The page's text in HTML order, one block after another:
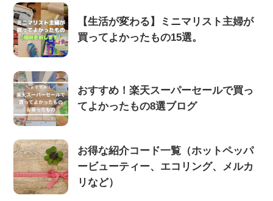
【生活が変わる】ミニマリスト主婦が
買ってよかったもの15選。
おすすめ！楽天スーパーセールで買っ
てよかったもの8選ブログ
お得な紹介コード一覧（ホットペッパ
ービューティー、エコリング、メルカ
リなど）